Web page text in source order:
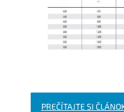
PREČÍTAJTE SI